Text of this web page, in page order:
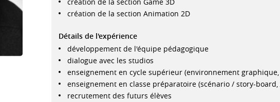
création de la section Animation 2D
Détails de l'expérience
développement de l'équipe pédagogique
dialogue avec les studios
enseignement en cycle supérieur (environnement
enseignement en classe préparatoire (scénario / story-
recrutement des futurs élèves